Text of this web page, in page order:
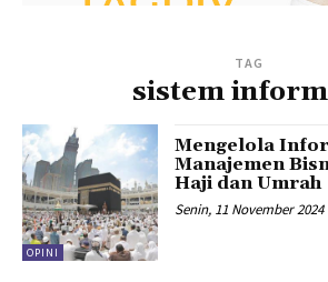
TAG
sistem
OPINI
Mengelola
Manajemen
Haji dan Umrah
Senin, 11 November 2024